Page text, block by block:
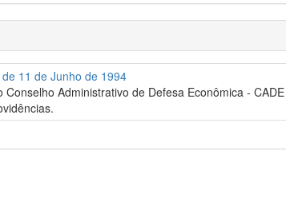
de 11 de Junho de 1994
Conselho Administrativo de Defesa Econômica -